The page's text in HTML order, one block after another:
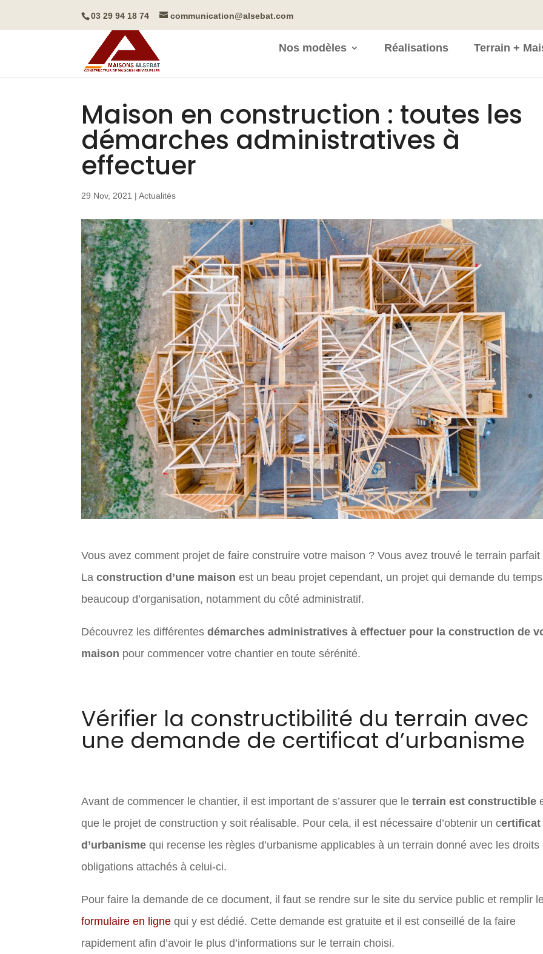
03 29 94 18 74 communication@alsebat.com
Nos modèles Réalisations Terrain +
Maison en construction : toutes les
démarches administratives à
effectuer
29 Nov, 2021 |Actualités
Vous avez comment projet de faire construire votre maison ? Vous avez trouvé le terrain parfait
Laconstruction d’une maison est un beau projet cependant, un projet qui demande du
beaucoup d’organisation, notamment du côté administratif.
Découvrez les différentesdémarches administratives à effectuer pour la construction de
maison pour commencer votre chantier en toute sérénité.
Vérifier la constructibilité du terrain avec
une demande de certificat d’urbanisme
Avant de commencer le chantier, il est important de s’assurer que le terrain est constructible
que le projet de construction y soit réalisable. Pour cela, il est nécessaire d’obtenir un certificat
d’urbanismequi recense les règles d’urbanisme applicables à un terrain donné avec les droits
obligations attachés à celui-ci.
Pour faire la demande de ce document, il faut se rendre sur le site du service public et remplir
formulaire en ligne qui y est dédié. Cette demande est gratuite et il est conseillé de la faire
rapidement afin d’avoir le plus d’informations sur le terrain choisi.